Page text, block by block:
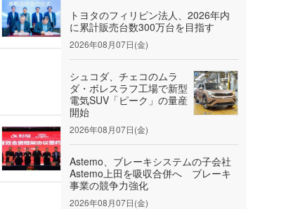
トヨタのフィリピン法人、2026年内
に累計販売台数300万台を目指す
2026年08月07日(金)
シュコダ、チェコのムラ
ダ・ボレスラフ工場で新型
電気SUV「ピーク」の量産
開始
2026年08月07日(金)
Astemo、ブレーキシステムの子会社
Astemo上田を吸収合併へ ブレーキ
事業の競争力強化
2026年08月07日(金)